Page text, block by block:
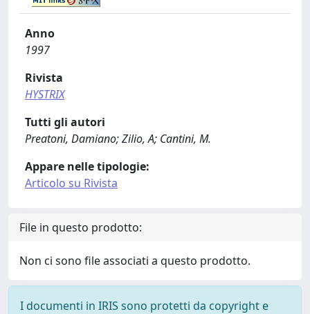
Anno
1997
Rivista
HYSTRIX
Tutti gli autori
Preatoni, Damiano; Zilio, A; Cantini, M.
Appare nelle tipologie:
Articolo su Rivista
File in questo prodotto:
Non ci sono file associati a questo prodotto.
I documenti in IRIS sono protetti da copyright e